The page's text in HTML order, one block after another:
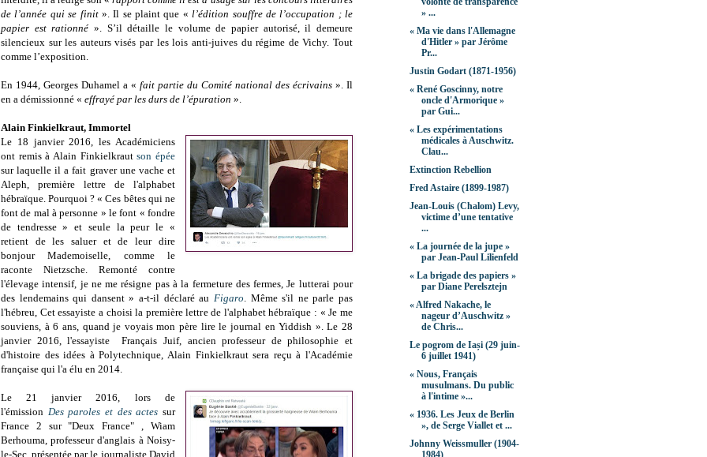
de l’année qui se finit». Il se plaint que «l’édition souffre de l’occupation ; le
papier est rationné ». S’il détaille le volume de papier autorisé, il demeure
silencieux sur les auteurs visés par les lois anti-juives du régime de Vichy. Tout
comme l’exposition.
En 1944, Georges Duhamel a « fait partie du Comité national des écrivains ». Il
en a démissionné « effrayé par les durs de l’épuration ».
Alain Finkielkraut, Immortel
Le 18 janvier 2016, les Académiciens
ont remis à Alain Finkielkrautson épée
sur laquelle il a fait graver une vache et
Aleph, première lettre de l'alphabet
hébraïque. Pourquoi ? « Ces bêtes qui ne
font de mal à personne » le font « fondre
de tendresse » et seule la peur le «
retient de les saluer et de leur dire
bonjour Mademoiselle, comme le
raconte Nietzsche. Remonté contre
l'élevage intensif, je ne me résigne pas à la fermeture des fermes, Je lutterai pour
des lendemains qui dansent » a-t-il déclaré au Figaro. Même s'il ne parle pas
l'hébreu, Cet essayiste a choisi la première lettre de l'alphabet hébraïque : « Je me
souviens, à 6 ans, quand je voyais mon père lire le journal en Yiddish ». Le 28
janvier 2016, l'essayiste Français Juif, ancien professeur de philosophie et
d'histoire des idées à Polytechnique, Alain Finkielkraut sera reçu à l'Académie
française qui l'a élu en 2014.
Le 21 janvier 2016, lors de
l'émission Des paroles et des actes sur
France 2 sur "Deux France" , Wiam
Berhouma, professeur d'anglais à Noisy-
le-Sec, présentée par le journaliste David
» ...
« Ma vie dans l'Allemagne
d'Hitler » par Jérôme
Pr...
Justin Godart (1871-1956)
« René Goscinny, notre
oncle d'Armorique »
par Gui...
« Les expérimentations
médicales à Auschwitz.
Clau...
Extinction Rebellion
Fred Astaire (1899-1987)
Jean-Louis (Chalom) Levy,
victime d’une tentative
...
« La journée de la jupe »
par Jean-Paul Lilienfeld
« La brigade des papiers »
par Diane Perelsztejn
« Alfred Nakache, le
nageur d’Auschwitz »
de Chris...
Le pogrom de Iași (29 juin-
6 juillet 1941)
« Nous, Français
musulmans. Du public
à l'intime »...
« 1936. Les Jeux de Berlin
», de Serge Viallet et ...
Johnny Weissmuller (1904-
1984)